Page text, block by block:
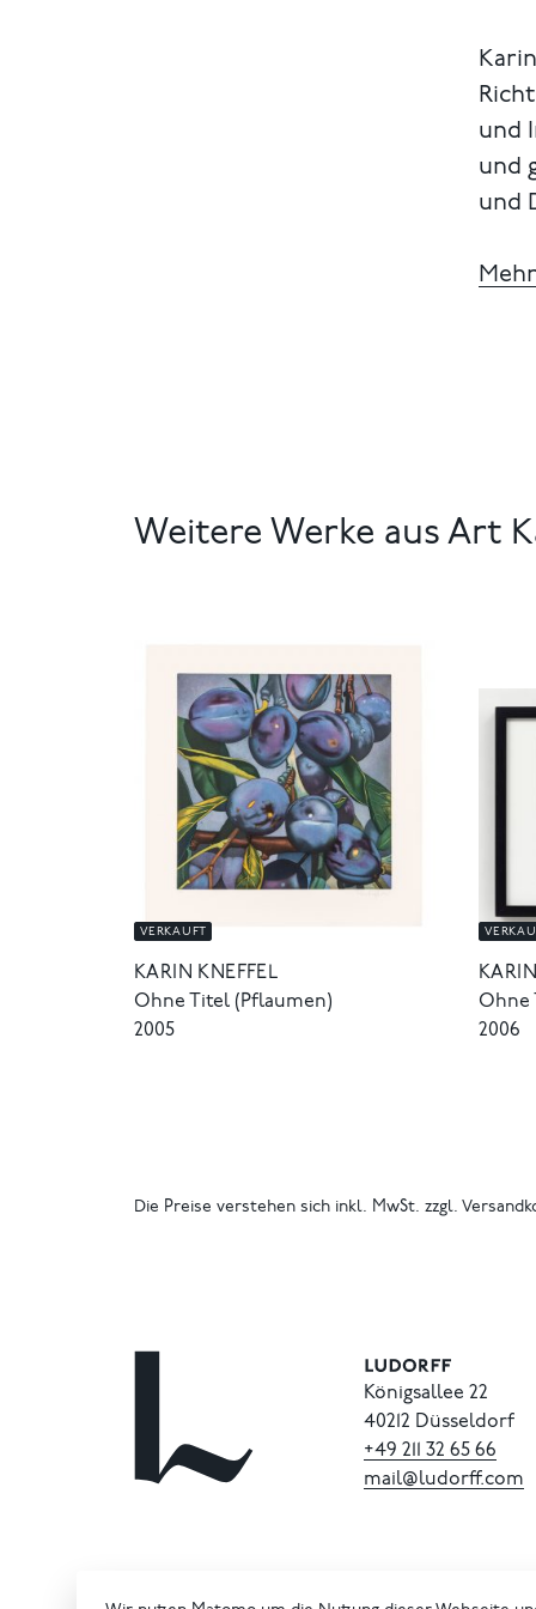
und
und
und
Weitere Werke aus Art
VERKAUFT
KARIN KNEFFEL
Ohne Titel (Pflaumen)
2005
Ohne
2006
Die Preise verstehen sich inkl. MwSt. zzgl.
Königsallee 22
40212 Düsseldorf
+49 211 32 65 66
mail@ludorff.com